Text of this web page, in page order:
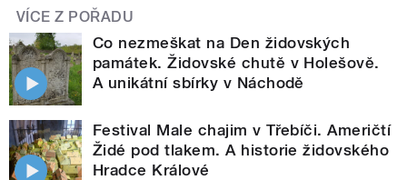
VÍCE Z POŘADU
Co nezmeškat na Den židovských
památek. Židovské chutě v Holešově.
A unikátní sbírky v Náchodě
Festival Male chajim v Třebíči. Američtí
Židé pod tlakem. A historie židovského
Hradce Králové